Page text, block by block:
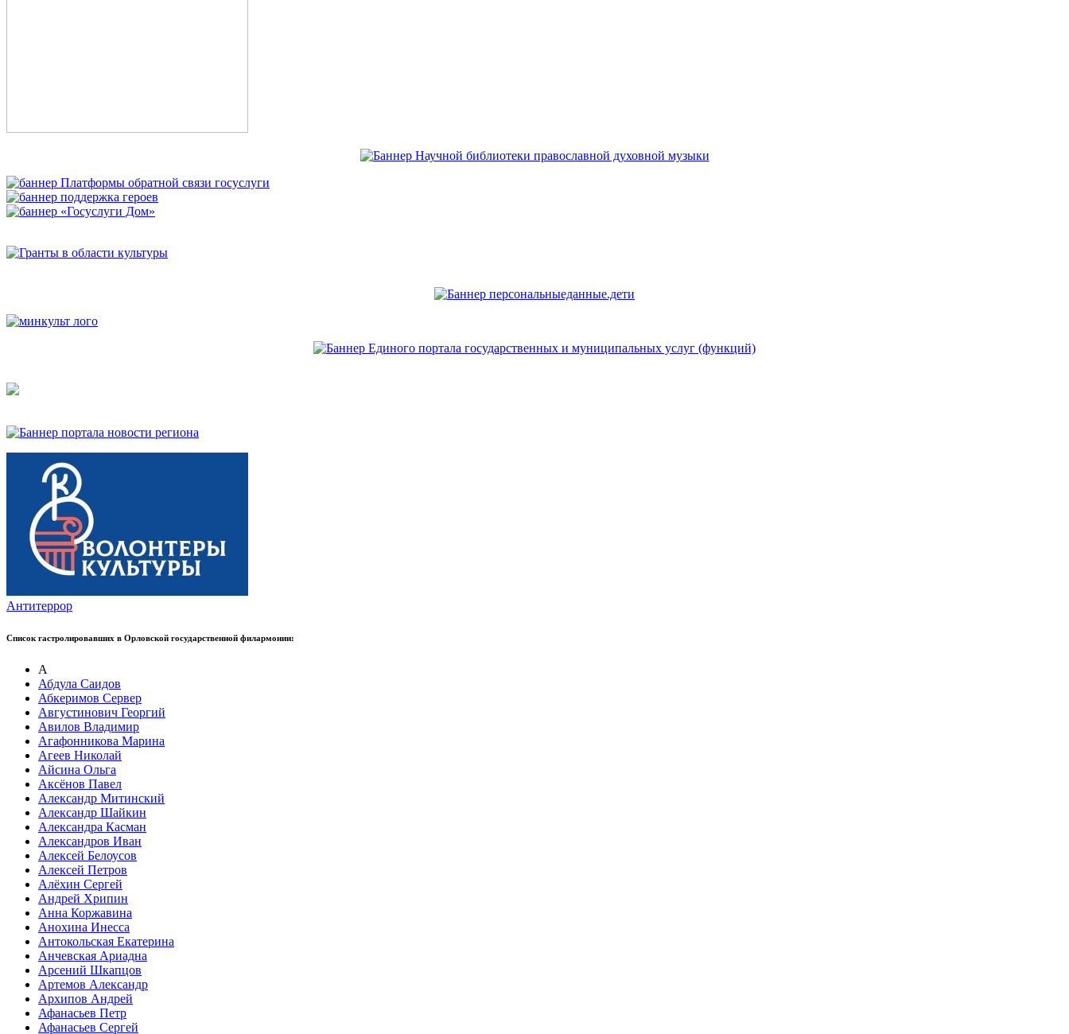
Антитеррор
Список гастролировавших в Орловской государственной филармонии:
А
Абдула Саидов
Абкеримов Сервер
Августинович Георгий
Авилов Владимир
Агафонникова Марина
Агеев Николай
Айсина Ольга
Аксёнов Павел
Александр Митинский
Александр Шайкин
Александра Касман
Александров Иван
Алексей Белоусов
Алексей Петров
Алёхин Сергей
Андрей Хрипин
Анна Коржавина
Анохина Инесса
Антокольская Екатерина
Анчевская Ариадна
Арсений Шкапцов
Артемов Александр
Архипов Андрей
Афанасьев Петр
Афанасьев Сергей